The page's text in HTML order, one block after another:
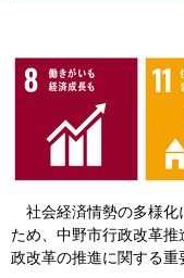
社会経済情勢の多様化
ため、中野市行政改革
政改革の推進に関する重